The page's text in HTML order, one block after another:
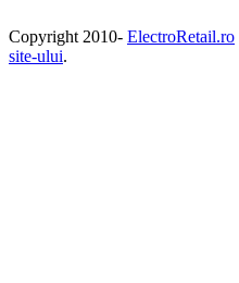
Copyright 2010- ElectroRetail.ro
site-ului.